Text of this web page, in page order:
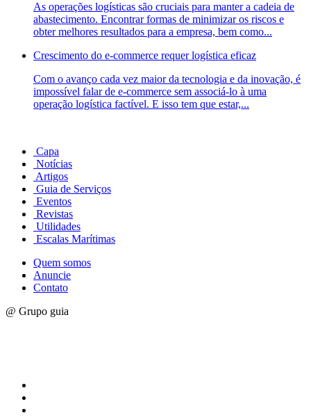
As operações logísticas são cruciais para manter a cadeia de
abastecimento. Encontrar formas de minimizar os riscos e
obter melhores resultados para a empresa, bem como...
Crescimento do e-commerce requer logística eficaz
Com o avanço cada vez maior da tecnologia e da inovação, é
impossível falar de e-commerce sem associá-lo à uma
operação logística factível. E isso tem que estar,...
Capa
Notícias
Artigos
Guia de Serviços
Eventos
Revistas
Utilidades
Escalas Marítimas
Quem somos
Anuncie
Contato
@ Grupo guia